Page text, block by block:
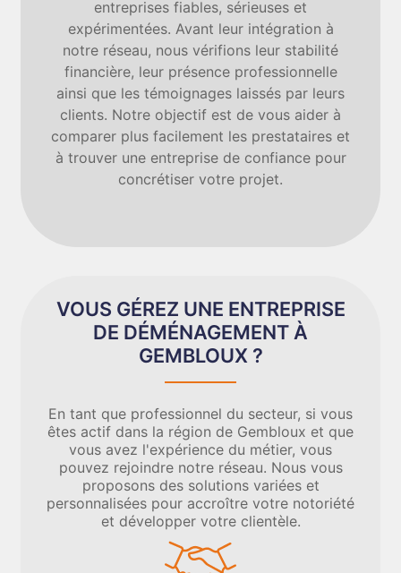
entreprises fiables, sérieuses et
expérimentées. Avant leur intégration à
notre réseau, nous vérifions leur stabilité
financière, leur présence professionnelle
ainsi que les témoignages laissés par leurs
clients. Notre objectif est de vous aider à
comparer plus facilement les prestataires et
à trouver une entreprise de confiance pour
concrétiser votre projet.
VOUS GÉREZ UNE ENTREPRISE
DE DÉMÉNAGEMENT À
GEMBLOUX ?
En tant que professionnel du secteur, si vous
êtes actif dans la région de Gembloux et que
vous avez l'expérience du métier, vous
pouvez rejoindre notre réseau. Nous vous
proposons des solutions variées et
personnalisées pour accroître votre notoriété
et développer votre clientèle.